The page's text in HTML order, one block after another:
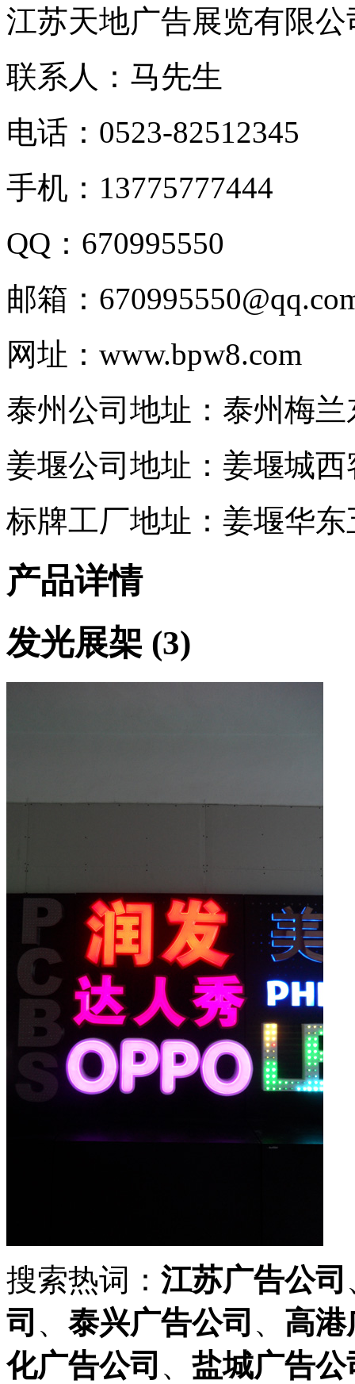
江苏天地广告展览有限公
联系人：马先生
电话：0523-82512345
手机：13775777444
QQ：670995550
邮箱：
网址：www.bpw8.com
泰州公司地址：泰州梅兰
姜堰公司地址：姜堰城
标牌工厂地址：姜堰华东
产品详情
发光展架 (3)
搜索热词： 江苏广告公司
司 、 泰兴广告公司 、 高港
化广告公司 、 盐城广告公